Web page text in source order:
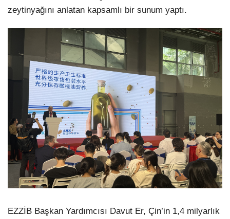
zeytinyağını anlatan kapsamlı bir sunum yaptı.
EZZİB Başkan Yardımcısı Davut Er, Çin’in 1,4 milyarlık